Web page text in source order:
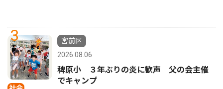
3
宮前区
2026.08.06
稗原小 ３年ぶりの炎に歓声 父の会主催
でキャンプ